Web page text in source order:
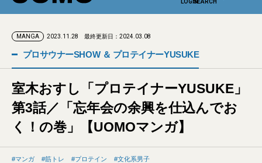
MANGA 2023.11.28 最終更新日：2024.03.08
プロサウナーSHOW ＆ プロテイナーYUSUKE
室木おすし「プロテイナーYUSUKE」
第3話／「忘年会の余興を仕込んでお
く！の巻」【UOMOマンガ】
マンガ 筋トレ プロテイン 文化系男子